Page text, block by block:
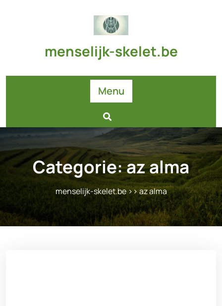
menselijk-skelet.be
Menu
Categorie:az alma
menselijk-skelet.be>>az alma